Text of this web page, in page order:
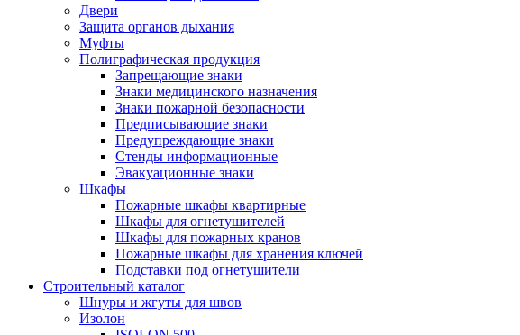
Двери
Защита органов дыхания
Муфты
Полиграфическая продукция
Запрещающие знаки
Знаки медицинского назначения
Знаки пожарной безопасности
Предписывающие знаки
Предупреждающие знаки
Стенды информационные
Эвакуационные знаки
Шкафы
Пожарные шкафы квартирные
Шкафы для огнетушителей
Шкафы для пожарных кранов
Пожарные шкафы для хранения ключей
Подставки под огнетушители
Строительный каталог
Шнуры и жгуты для швов
Изолон